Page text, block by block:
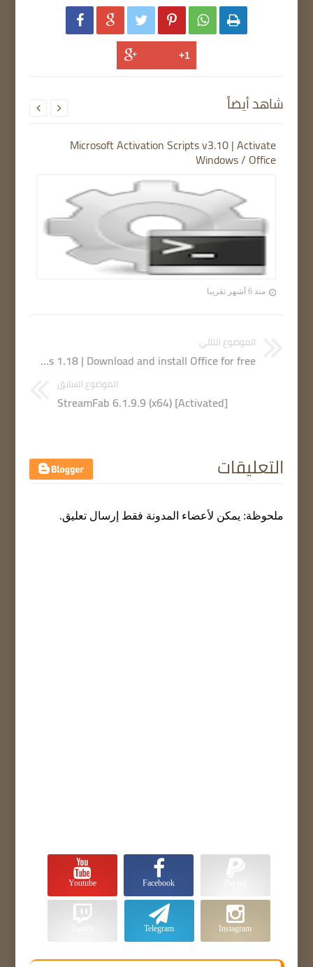
     
شاهد أيضاً
Microsoft Activation Scripts v3.10 | Activate
Windows / Office
منذ 6 أشهر تقريبا
 
الموضوع التالي
Office Installer Plus 1.18 | Download and install Office for free
الموضوع السابق
StreamFab 6.1.9.9 (x64) [Activated]
التعليقات
ملحوظة: يمكن لأعضاء المدونة فقط إرسال تعليق.
Facebook
Youtube
Instagram
Telegram